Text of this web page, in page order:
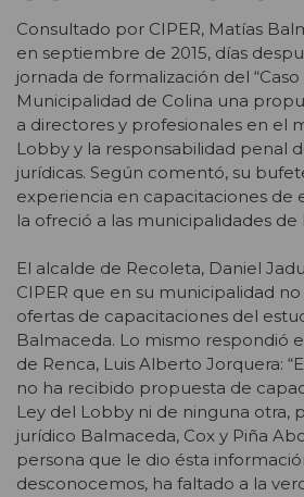
Consultado por CIPER, Matías
en septiembre de 2015, días
jornada de formalización del “Caso
Municipalidad de Colina una
a directores y profesionales en el
Lobby y la responsabilidad penal
jurídicas. Según comentó, su
experiencia en capacitaciones de
la ofreció a las municipalidades de
El alcalde de Recoleta, Daniel
CIPER que en su municipalidad
ofertas de capacitaciones del
Balmaceda. Lo mismo respondió
de Renca, Luis Alberto Jorquera:
no ha recibido propuesta de
Ley del Lobby ni de ninguna otra,
jurídico Balmaceda, Cox y Piña
persona que le dio ésta
desconocemos, ha faltado a la